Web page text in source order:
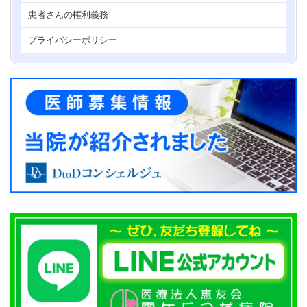
患者さんの権利義務
プライバシーポリシー